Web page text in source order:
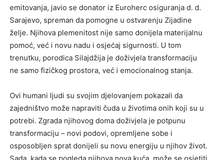
emitovanja, javio se donator iz Euroherc osiguranja d. d.
Sarajevo, spreman da pomogne u ostvarenju Zijadine
želje. Njihova plemenitost nije samo donijela materijalnu
pomoć, već i novu nadu i osjećaj sigurnosti. U tom
trenutku, porodica Silajdžija je doživjela transformaciju
ne samo fizičkog prostora, već i emocionalnog stanja.
Ovi humani ljudi su svojim djelovanjem pokazali da
zajedništvo može napraviti čuda u životima onih koji su u
potrebi. Zgrada njihovog doma doživjela je potpunu
transformaciju – novi podovi, opremljene sobe i
osposobljen sprat donijeli su novu energiju u njihov život.